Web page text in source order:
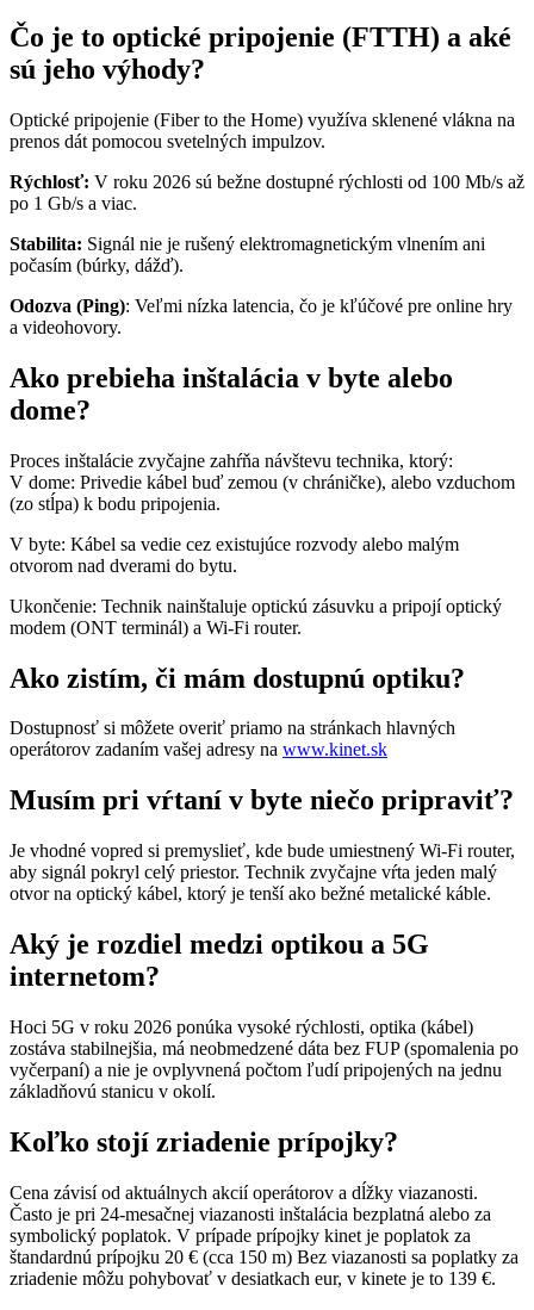
Čo je to optické pripojenie (FTTH) a aké
sú jeho výhody?
Optické pripojenie (Fiber to the Home) využíva sklenené vlákna na
prenos dát pomocou svetelných impulzov.
Rýchlosť: V roku 2026 sú bežne dostupné rýchlosti od 100 Mb/s až
po 1 Gb/s a viac.
Stabilita: Signál nie je rušený elektromagnetickým vlnením ani
počasím (búrky, dážď).
Odozva (Ping): Veľmi nízka latencia, čo je kľúčové pre online hry
a videohovory.
Ako prebieha inštalácia v byte alebo
dome?
Proces inštalácie zvyčajne zahŕňa návštevu technika, ktorý:
V dome: Privedie kábel buď zemou (v chráničke), alebo vzduchom
(zo stĺpa) k bodu pripojenia.
V byte: Kábel sa vedie cez existujúce rozvody alebo malým
otvorom nad dverami do bytu.
Ukončenie: Technik nainštaluje optickú zásuvku a pripojí optický
modem (ONT terminál) a Wi-Fi router.
Ako zistím, či mám dostupnú optiku?
Dostupnosť si môžete overiť priamo na stránkach hlavných
operátorov zadaním vašej adresy na www.kinet.sk
Musím pri vŕtaní v byte niečo pripraviť?
Je vhodné vopred si premyslieť, kde bude umiestnený Wi-Fi router,
aby signál pokryl celý priestor. Technik zvyčajne vŕta jeden malý
otvor na optický kábel, ktorý je tenší ako bežné metalické káble.
Aký je rozdiel medzi optikou a 5G
internetom?
Hoci 5G v roku 2026 ponúka vysoké rýchlosti, optika (kábel)
zostáva stabilnejšia, má neobmedzené dáta bez FUP (spomalenia po
vyčerpaní) a nie je ovplyvnená počtom ľudí pripojených na jednu
základňovú stanicu v okolí.
Koľko stojí zriadenie prípojky?
Cena závisí od aktuálnych akcií operátorov a dĺžky viazanosti.
Často je pri 24-mesačnej viazanosti inštalácia bezplatná alebo za
symbolický poplatok. V prípade prípojky kinet je poplatok za
štandardnú prípojku 20 € (cca 150 m) Bez viazanosti sa poplatky za
zriadenie môžu pohybovať v desiatkach eur, v kinete je to 139 €.